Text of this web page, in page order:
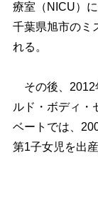
療室（NICU）
千葉県旭市のミ
れる。
その後、2012
ルド・ボディ・
ベートでは、
第1子女児を出